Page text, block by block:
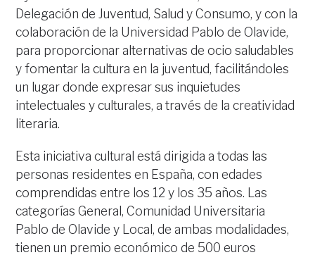
Delegación de Juventud, Salud y Consumo, y con la
colaboración de la Universidad Pablo de Olavide,
para proporcionar alternativas de ocio saludables
y fomentar la cultura en la juventud, facilitándoles
un lugar donde expresar sus inquietudes
intelectuales y culturales, a través de la creatividad
literaria.
Esta iniciativa cultural está dirigida a todas las
personas residentes en España, con edades
comprendidas entre los 12 y los 35 años. Las
categorías General, Comunidad Universitaria
Pablo de Olavide y Local, de ambas modalidades,
tienen un premio económico de 500 euros